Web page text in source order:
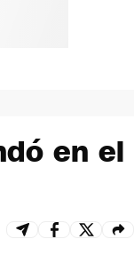
en el